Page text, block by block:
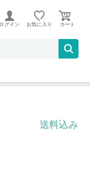
ログイン お気に入り
送料込み